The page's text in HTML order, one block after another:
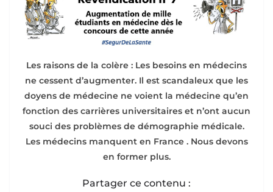
Les raisons de la colère : Les besoins en médecins
ne cessent d’augmenter. Il est scandaleux que les
doyens de médecine ne voient la médecine qu’en
fonction des carrières universitaires et n’ont aucun
souci des problèmes de démographie médicale.
Les médecins manquent en France . Nous devons
en former plus.
Partager ce contenu :